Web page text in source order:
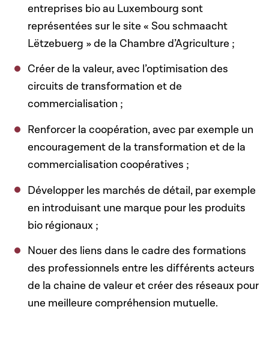
entreprises bio au Luxembourg sont
représentées sur le site « Sou schmaacht
Lëtzebuerg » de la Chambre d’Agriculture ;
Créer de la valeur, avec l’optimisation des
circuits de transformation et de
commercialisation ;
Renforcer la coopération, avec par exemple un
encouragement de la transformation et de la
commercialisation coopératives ;
Développer les marchés de détail, par exemple
en introduisant une marque pour les produits
bio régionaux ;
Nouer des liens dans le cadre des formations
des professionnels entre les différents acteurs
de la chaine de valeur et créer des réseaux pour
une meilleure compréhension mutuelle.